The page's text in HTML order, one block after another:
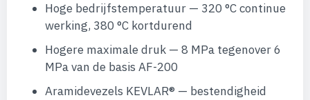
Hoge bedrijfstemperatuur — 320 °C continue
werking, 380 °C kortdurend
Hogere maximale druk — 8 MPa tegenover 6
MPa van de basis AF-200
Aramidevezels KEVLAR® — bestendigheid